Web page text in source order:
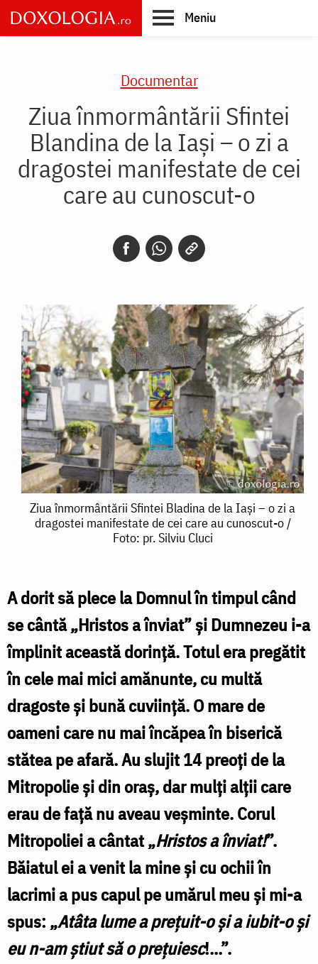
Skip
to
main
Meniu
Documentar
Ziua înmormântării Sfintei
Blandina de la Iași – o zi a
dragostei manifestate de cei
care au cunoscut-o
Ziua
înmormântării
de
la
Iași
–
o
zi
a
dragostei
manifestate
de
cei
care
au
cunoscut-
o
Ziua înmormântării Sfintei Bladina de la Iași – o zi a
dragostei manifestate de cei care au cunoscut-o /
Foto: pr. Silviu Cluci
A dorit să plece la Domnul în timpul când
se cântă „Hristos a înviat” şi Dumnezeu i-a
împlinit această dorinţă. Totul era pregătit
în cele mai mici amănunte, cu multă
dragoste şi bună cuviinţă. O mare de
oameni care nu mai încăpea în biserică
stătea pe afară. Au slujit 14 preoţi de la
Mitropolie şi din oraş, dar mulţi alţii care
erau de faţă nu aveau veşminte. Corul
Mitropoliei a cântat „Hristos a înviat!”.
Băiatul ei a venit la mine şi cu ochii în
lacrimi a pus capul pe umărul meu şi mi-a
spus: „Atâta lume a preţuit-o şi a iubit-o şi
eu n-am ştiut să o preţuiesc!...”.